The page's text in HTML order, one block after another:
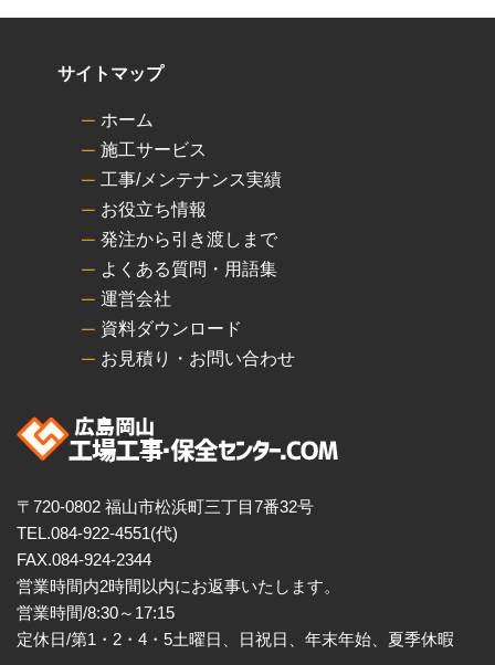
サイトマップ
ホーム
施工サービス
工事/メンテナンス実績
お役立ち情報
発注から引き渡しまで
よくある質問・用語集
運営会社
資料ダウンロード
お見積り・お問い合わせ
〒720-0802 福山市松浜町三丁目7番32号
TEL.084-922-4551(代)
FAX.084-924-2344
営業時間内2時間以内にお返事いたします。
営業時間/8:30～17:15
定休日/第1・2・4・5土曜日、日祝日、年末年始、夏季休暇